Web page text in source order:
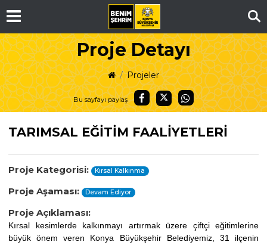
Proje Detayı
Projeler
Bu sayfayı paylaş
TARIMSAL EĞİTİM FAALİYETLERİ
Proje Kategorisi: Kırsal Kalkınma
Proje Aşaması: Devam Ediyor
Proje Açıklaması:
Kırsal kesimlerde kalkınmayı artırmak üzere çiftçi eğitimlerine
büyük önem veren Konya Büyükşehir Belediyemiz, 31 ilçenin